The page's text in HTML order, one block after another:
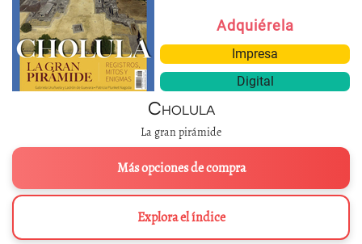
Adquiérela
Impresa
Digital
Cholula
La gran pirámide
Más opciones de compra
Explora el índice